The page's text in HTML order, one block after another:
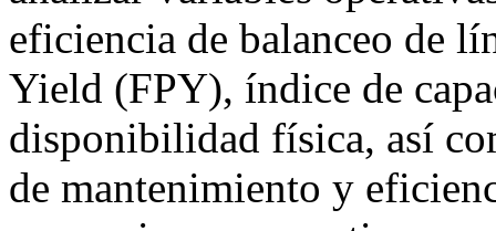
eficiencia de balanceo de
Yield (FPY), índice de
disponibilidad física, así
de mantenimiento y